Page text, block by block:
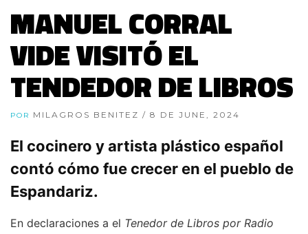
MANUEL CORRAL
VIDE VISITÓ EL
TENDEDOR DE LIBROS
POR MILAGROS BENITEZ / 8 DE JUNE, 2024
El cocinero y artista plástico español
contó cómo fue crecer en el pueblo de
Espandariz.
En declaraciones a el Tenedor de Libros por Radio